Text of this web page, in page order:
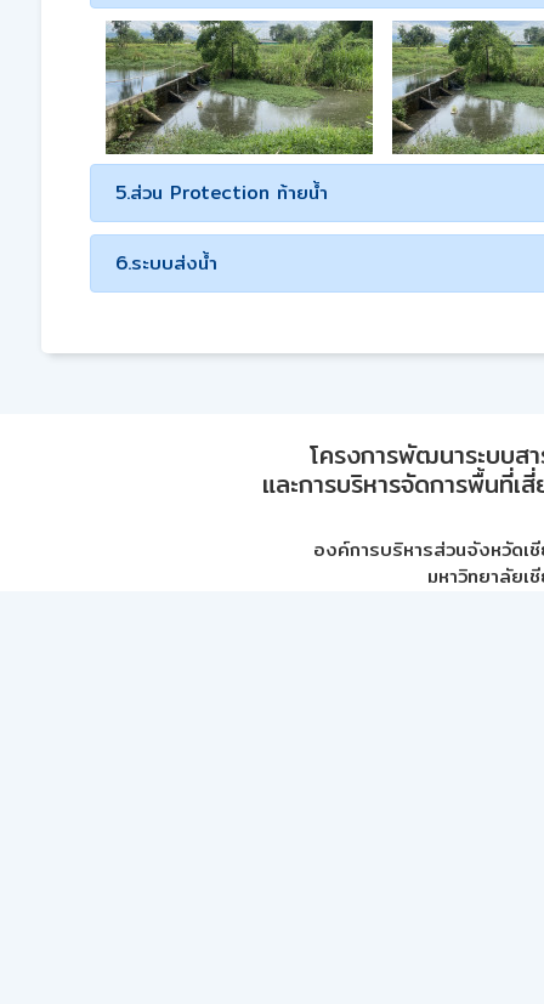
5.ส่วน Protection ท้ายน้ำ
6.ระบบส่งน้ำ
โครงการพัฒนาระบบส
และการบริหารจัดการพื้นที่เ
องค์การบริหารส่วนจังหวัดเ
มหาวิทยาลัยเ